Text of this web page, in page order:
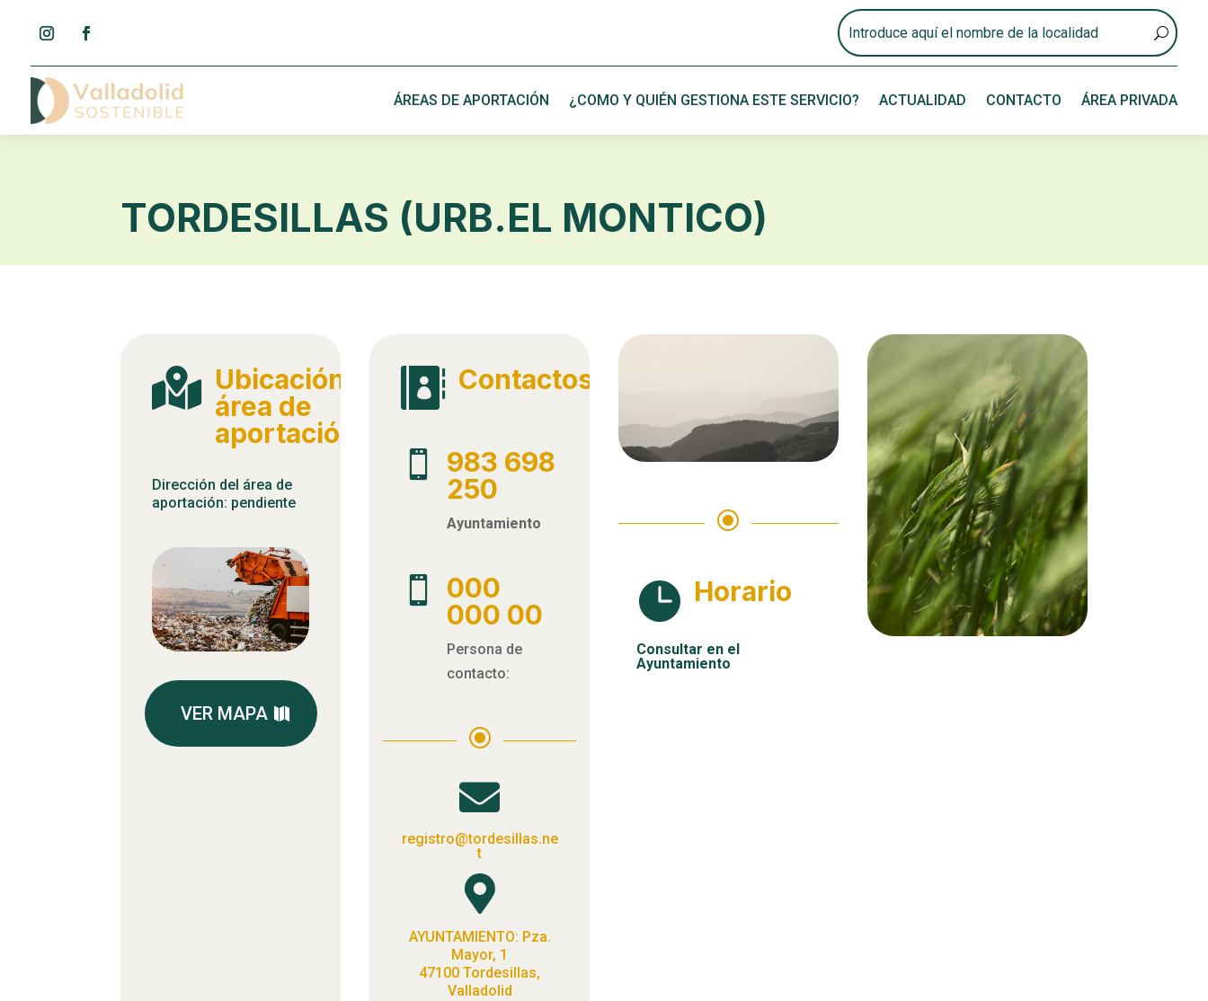
ÁREAS DE APORTACIÓN ¿COMO Y QUIÉN GESTIONA ESTE SERVICIO? ACTUALIDAD CONTACTO ÁREA PRIVADA
TORDESILLAS (URB.EL MONTICO)
 Ubicación
área de
aportación
Dirección del área de
aportación: pendiente
VER MAPA
 Contactos

983 698
250
Ayuntamiento

000
000 00
Persona de
contacto:
\

registro@tordesillas.ne
t

AYUNTAMIENTO: Pza.
Mayor, 1
47100 Tordesillas,
Valladolid
\
 Horario
Consultar en el
Ayuntamiento